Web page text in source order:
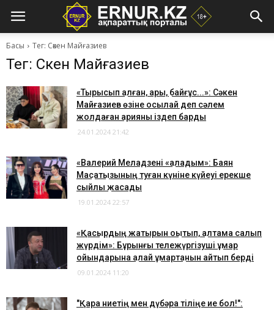
Басы Тег: Сәкен Майғазиев
Тег: Сәкен Майғазиев
​«Тырысып қалған, арық, байғұс...»: Сәкен
Майғазиев өзіне осылай деп сәлем
жолдаған қарияны іздеп барды
24.01.2024 21:42
​«Валерий Меладзені «қаладым»: Баян
Мақсатқызының туған күніне күйеуі ерекше
сыйлық жасады
19.01.2024 22:57
​«Қасқырдың жатырын оқытып, қалтама салып
жүрдім»: Бұрынғы тележүргізуші құмар
ойындарына қалай құмартқанын айтып берді
09.01.2024 11:20
​"Қара ниетің мен дүбәра тіліңе ие бол!":